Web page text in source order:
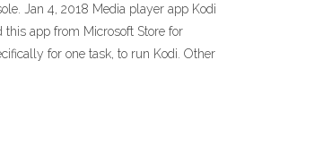
Jan 4, 2018 Media player app Kodi
app from Microsoft Store for
for one task, to run Kodi. Other